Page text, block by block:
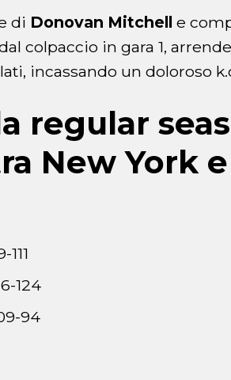
di Donovan Mitchell e
colpaccio in gara 1,
incassando un doloroso k.o
regular
New York e
124
94